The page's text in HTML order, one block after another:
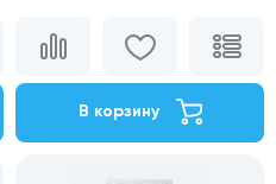
В корзину